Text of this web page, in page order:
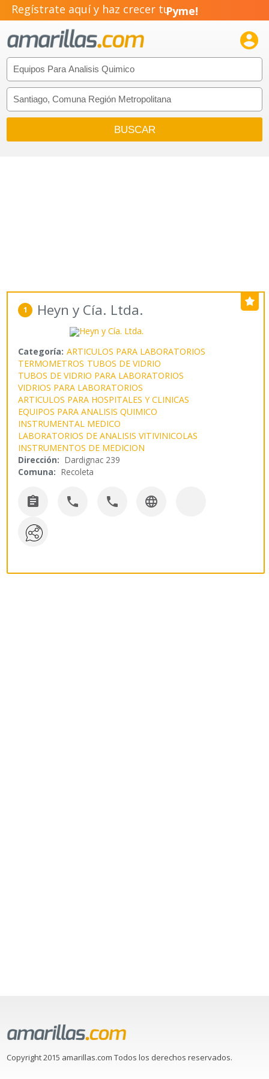
Regístrate aquí y haz crecer tuPyme!
Emprendimiento!

1 Heyn y Cía. Ltda.
Categoría: ARTICULOS PARA LABORATORIOS
TERMOMETROS TUBOS DE VIDRIO
TUBOS DE VIDRIO PARA LABORATORIOS
VIDRIOS PARA LABORATORIOS
ARTICULOS PARA HOSPITALES Y CLINICAS
EQUIPOS PARA ANALISIS QUIMICO
INSTRUMENTAL MEDICO
LABORATORIOS DE ANALISIS VITIVINICOLAS
INSTRUMENTOS DE MEDICION
Dirección: Dardignac 239
Comuna: Recoleta
   
Copyright 2015 amarillas.com Todos los derechos reservados.